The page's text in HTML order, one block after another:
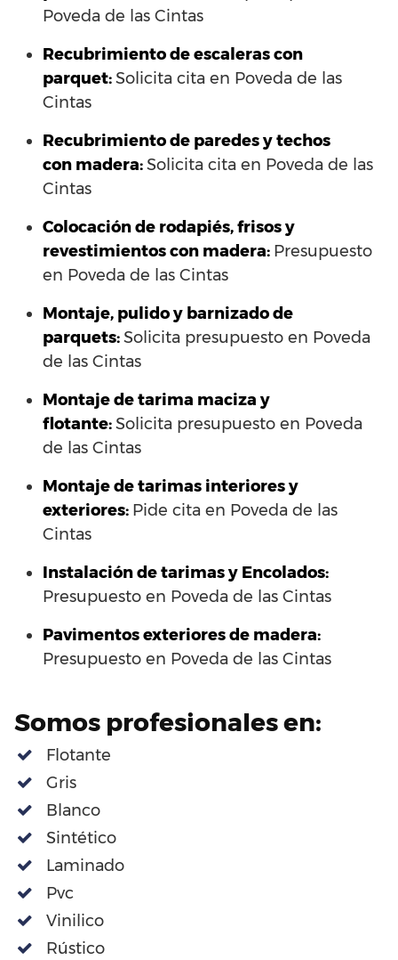
Poveda de las Cintas
Recubrimiento de escaleras con
parquet:Solicita cita en Poveda de las
Cintas
Recubrimiento de paredes y techos
con madera:Solicita cita en Poveda de las
Cintas
Colocación de rodapiés, frisos y
revestimientos con madera: Presupuesto
en Poveda de las Cintas
Montaje, pulido y barnizado de
parquets:Solicita presupuesto en Poveda
de las Cintas
Montaje de tarima maciza y
flotante:Solicita presupuesto en Poveda
de las Cintas
Montaje de tarimas interiores y
exteriores: Pide cita en Poveda de las
Cintas
Instalación de tarimas y Encolados:
Presupuesto en Poveda de las Cintas
Pavimentos exteriores de madera:
Presupuesto en Poveda de las Cintas
Somos profesionales en:
Flotante
Gris
Blanco
Sintético
Laminado
Pvc
Vinilico
Rústico